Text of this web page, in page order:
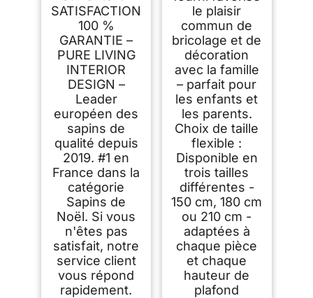
SATISFACTION
100 %
GARANTIE –
PURE LIVING
INTERIOR
DESIGN –
Leader
européen des
sapins de
qualité depuis
2019. #1 en
France dans la
catégorie
Sapins de
Noël. Si vous
n'êtes pas
satisfait, notre
service client
vous répond
rapidement.
le plaisir
commun de
bricolage et de
décoration
avec la famille
– parfait pour
les enfants et
les parents.
Choix de taille
flexible :
Disponible en
trois tailles
différentes -
150 cm, 180 cm
ou 210 cm -
adaptées à
chaque pièce
et chaque
hauteur de
plafond